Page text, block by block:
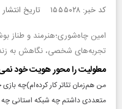
کد خبر: ۱۵۵۵۰۲۸ تاریخ انتشار : ۱۴۰۵/۰۳/۱۷
امین چاه‌شوری؛هنرمند و طناز
تجربه‌های شخصی، نگاهش به
معلولیت را محور هویت خود
من هم‌زمان تئاتر کار کرده‌ام)چه
متعددی داشتم چه شبکه استانی چه